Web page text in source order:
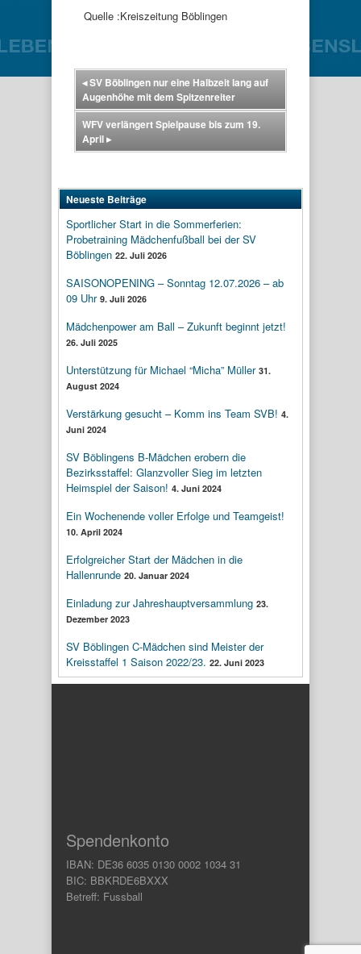
Quelle :Kreiszeitung Böblingen
◂SV Böblingen nur eine Halbzeit lang auf
Augenhöhe mit dem Spitzenreiter
WFV verlängert Spielpause bis zum 19.
April▸
Neueste Beiträge
Sportlicher Start in die Sommerferien:
Probetraining Mädchenfußball bei der SV
Böblingen 22. Juli 2026
SAISONOPENING – Sonntag 12.07.2026 – ab
09 Uhr 9. Juli 2026
Mädchenpower am Ball – Zukunft beginnt jetzt!
26. Juli 2025
Unterstützung für Michael “Micha” Müller 31.
August 2024
Verstärkung gesucht – Komm ins Team SVB! 4.
Juni 2024
SV Böblingens B-Mädchen erobern die
Bezirksstaffel: Glanzvoller Sieg im letzten
Heimspiel der Saison! 4. Juni 2024
Ein Wochenende voller Erfolge und Teamgeist!
10. April 2024
Erfolgreicher Start der Mädchen in die
Hallenrunde 20. Januar 2024
Einladung zur Jahreshauptversammlung 23.
Dezember 2023
SV Böblingen C-Mädchen sind Meister der
Kreisstaffel 1 Saison 2022/23. 22. Juni 2023
Spendenkonto
IBAN: DE36 6035 0130 0002 1034 31
BIC: BBKRDE6BXXX
Betreff: Fussball